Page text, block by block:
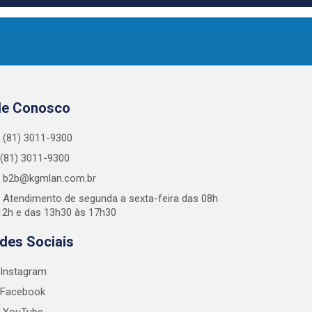
Conosco
(81) 3011-9300
(81) 3011-9300
b2b@kgmlan.com.br
Atendimento de segunda a sexta-feira das 08h
e das 13h30 às 17h30
Sociais
Instagram
Facebook